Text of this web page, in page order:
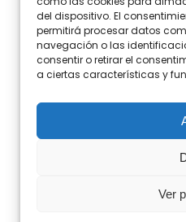
del dispositivo. El
permitirá procesar datos
navegación o las
consentir o retirar el
a ciertas características y
Ver
Política de